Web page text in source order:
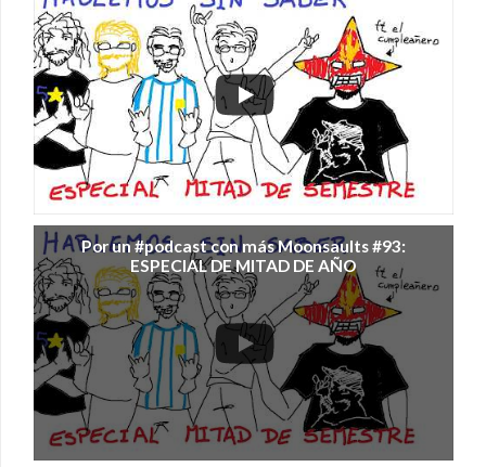
Por un #podcast con más Moonsaults #93:
ESPECIAL DE MITAD DE AÑO